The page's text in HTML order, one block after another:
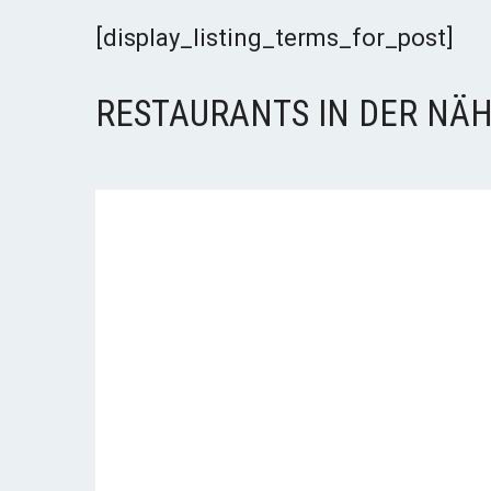
[display_listing_terms_for_post]
RESTAURANTS IN DER